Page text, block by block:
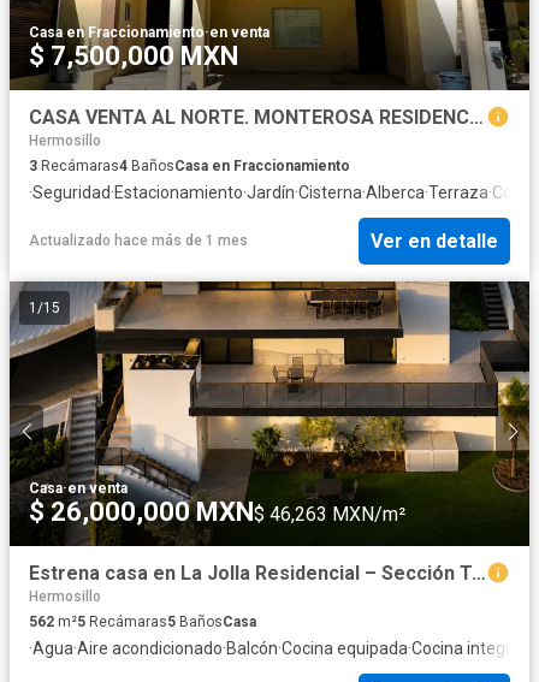
Casa en Fraccionamiento·en venta
$ 7,500,000 MXN
CASA VENTA AL NORTE. MONTEROSA RESIDENCIAL
Hermosillo
3 Recámaras4 BañosCasa en Fraccionamiento
·Seguridad·Estacionamiento·Jardín·Cisterna·Alberca·Terraza·
Actualizado hace más de 1 mes Ver en detalle
1 /15
Casa·en venta
$ 26,000,000 MXN $ 46,263 MXN/m²
Estrena casa en La Jolla Residencial – Sección Turquesas
Hermosillo
562 m²5 Recámaras5 BañosCasa
·Agua·Aire acondicionado·Balcón·Cocina equipada·Cocina integral